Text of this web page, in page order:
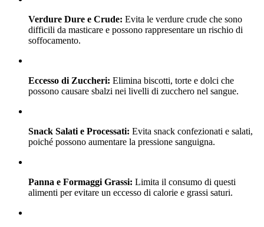
Verdure Dure e Crude: Evita le verdure crude che sono
difficili da masticare e possono rappresentare un rischio di
soffocamento.
Eccesso di Zuccheri: Elimina biscotti, torte e dolci che
possono causare sbalzi nei livelli di zucchero nel sangue.
Snack Salati e Processati: Evita snack confezionati e salati,
poiché possono aumentare la pressione sanguigna.
Panna e Formaggi Grassi: Limita il consumo di questi
alimenti per evitare un eccesso di calorie e grassi saturi.